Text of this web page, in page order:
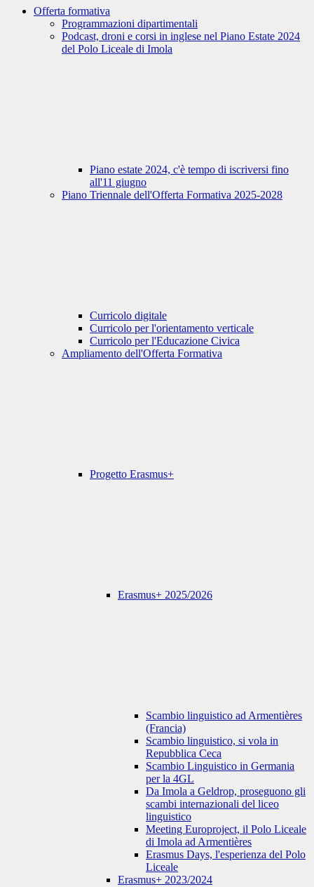
Offerta formativa
Programmazioni dipartimentali
Podcast, droni e corsi in inglese nel Piano Estate 2024
del Polo Liceale di Imola
Piano estate 2024, c'è tempo di iscriversi fino
all'11 giugno
Piano Triennale dell'Offerta Formativa 2025-2028
Curricolo digitale
Curricolo per l'orientamento verticale
Curricolo per l'Educazione Civica
Ampliamento dell'Offerta Formativa
Progetto Erasmus+
Erasmus+ 2025/2026
Scambio linguistico ad Armentières
(Francia)
Scambio linguistico, si vola in
Repubblica Ceca
Scambio Linguistico in Germania
per la 4GL
Da Imola a Geldrop, proseguono gli
scambi internazionali del liceo
linguistico
Meeting Europroject, il Polo Liceale
di Imola ad Armentières
Erasmus Days, l'esperienza del Polo
Liceale
Erasmus+ 2023/2024